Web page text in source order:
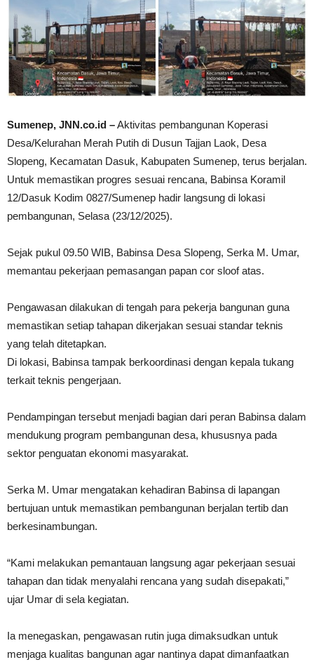
Sumenep, JNN.co.id –Aktivitas pembangunan Koperasi
Desa/Kelurahan Merah Putih di Dusun Tajjan Laok, Desa
Slopeng, Kecamatan Dasuk, Kabupaten Sumenep, terus berjalan.
Untuk memastikan progres sesuai rencana, Babinsa Koramil
12/Dasuk Kodim 0827/Sumenep hadir langsung di lokasi
pembangunan, Selasa (23/12/2025).
Sejak pukul 09.50 WIB, Babinsa Desa Slopeng, Serka M. Umar,
memantau pekerjaan pemasangan papan cor sloof atas.
Pengawasan dilakukan di tengah para pekerja bangunan guna
memastikan setiap tahapan dikerjakan sesuai standar teknis
yang telah ditetapkan.
Di lokasi, Babinsa tampak berkoordinasi dengan kepala tukang
terkait teknis pengerjaan.
Pendampingan tersebut menjadi bagian dari peran Babinsa dalam
mendukung program pembangunan desa, khususnya pada
sektor penguatan ekonomi masyarakat.
Serka M. Umar mengatakan kehadiran Babinsa di lapangan
bertujuan untuk memastikan pembangunan berjalan tertib dan
berkesinambungan.
“Kami melakukan pemantauan langsung agar pekerjaan sesuai
tahapan dan tidak menyalahi rencana yang sudah disepakati,”
ujar Umar di sela kegiatan.
Ia menegaskan, pengawasan rutin juga dimaksudkan untuk
menjaga kualitas bangunan agar nantinya dapat dimanfaatkan